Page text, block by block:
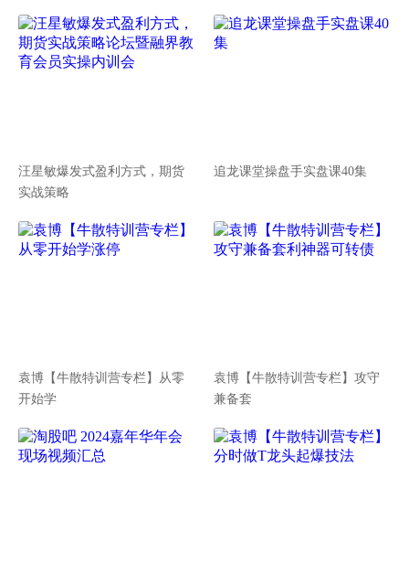
汪星敏爆发式盈利方式，期货
实战策略
追龙课堂操盘手实盘课40集
袁博【牛散特训营专栏】从零
开始学
袁博【牛散特训营专栏】攻守
兼备套